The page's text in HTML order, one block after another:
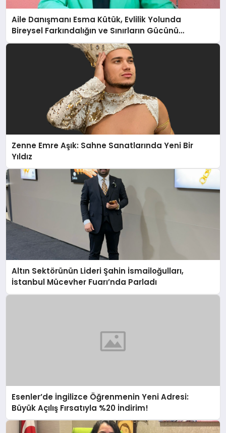
Aile Danışmanı Esma Kütük, Evlilik Yolunda
Bireysel Farkındalığın ve Sınırların Gücünü
Anlatıyor
Zenne Emre Aşık: Sahne Sanatlarında Yeni Bir
Yıldız
Altın Sektörünün Lideri Şahin İsmailoğulları,
İstanbul Mücevher Fuarı’nda Parladı ￼
Esenler’de İngilizce Öğrenmenin Yeni Adresi:
Büyük Açılış Fırsatıyla %20 İndirim!